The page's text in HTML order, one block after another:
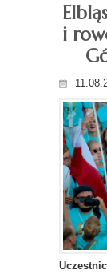
i